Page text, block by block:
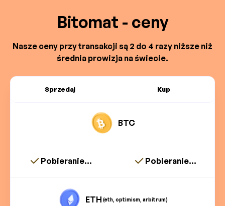
Bitomat - ceny
Nasze ceny przy transakcji są 2 do 4 razy niższe niż
średnia prowizja na świecie.
Sprzedaj Kup
BTC
Pobieranie... Pobieranie...
ETH (eth, optimism, arbitrum)